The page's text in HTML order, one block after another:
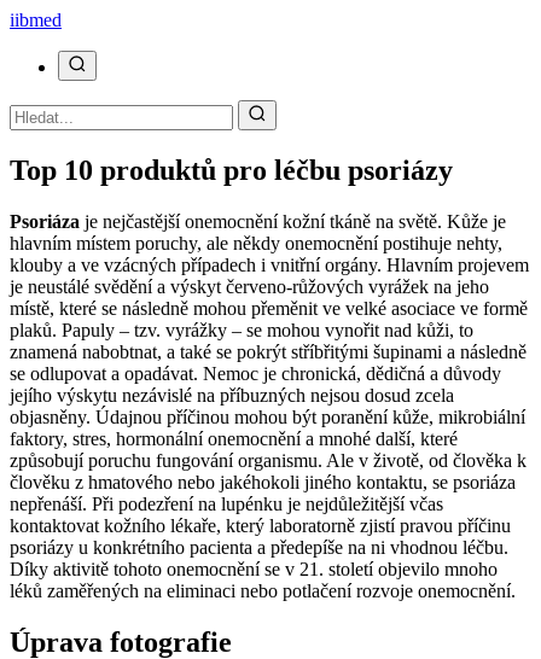
iibmed
Top 10 produktů pro léčbu psoriázy
Psoriáza je nejčastější onemocnění kožní tkáně na světě. Kůže je
hlavním místem poruchy, ale někdy onemocnění postihuje nehty,
klouby a ve vzácných případech i vnitřní orgány. Hlavním projevem
je neustálé svědění a výskyt červeno-růžových vyrážek na jeho
místě, které se následně mohou přeměnit ve velké asociace ve formě
plaků. Papuly – tzv. vyrážky – se mohou vynořit nad kůži, to
znamená nabobtnat, a také se pokrýt stříbřitými šupinami a následně
se odlupovat a opadávat. Nemoc je chronická, dědičná a důvody
jejího výskytu nezávislé na příbuzných nejsou dosud zcela
objasněny. Údajnou příčinou mohou být poranění kůže, mikrobiální
faktory, stres, hormonální onemocnění a mnohé další, které
způsobují poruchu fungování organismu. Ale v životě, od člověka k
člověku z hmatového nebo jakéhokoli jiného kontaktu, se psoriáza
nepřenáší. Při podezření na lupénku je nejdůležitější včas
kontaktovat kožního lékaře, který laboratorně zjistí pravou příčinu
psoriázy u konkrétního pacienta a předepíše na ni vhodnou léčbu.
Díky aktivitě tohoto onemocnění se v 21. století objevilo mnoho
léků zaměřených na eliminaci nebo potlačení rozvoje onemocnění.
Úprava fotografie